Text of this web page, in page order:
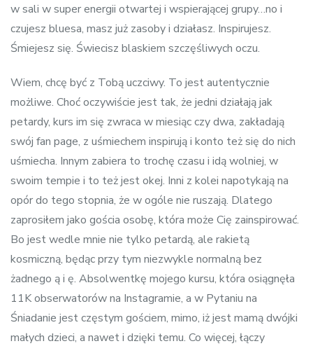
w sali w super energii otwartej i wspierającej grupy…no i
czujesz bluesa, masz już zasoby i działasz. Inspirujesz.
Śmiejesz się. Świecisz blaskiem szczęśliwych oczu.
Wiem, chcę być z Tobą uczciwy. To jest autentycznie
możliwe. Choć oczywiście jest tak, że jedni działają jak
petardy, kurs im się zwraca w miesiąc czy dwa, zakładają
swój fan page, z uśmiechem inspirują i konto też się do nich
uśmiecha. Innym zabiera to trochę czasu i idą wolniej, w
swoim tempie i to też jest okej. Inni z kolei napotykają na
opór do tego stopnia, że w ogóle nie ruszają. Dlatego
zaprosiłem jako gościa osobę, która może Cię zainspirować.
Bo jest wedle mnie nie tylko petardą, ale rakietą
kosmiczną, będąc przy tym niezwykle normalną bez
żadnego ą i ę. Absolwentkę mojego kursu, która osiągnęła
11K obserwatorów na Instagramie, a w Pytaniu na
Śniadanie jest częstym gościem, mimo, iż jest mamą dwójki
małych dzieci, a nawet i dzięki temu. Co więcej, łączy